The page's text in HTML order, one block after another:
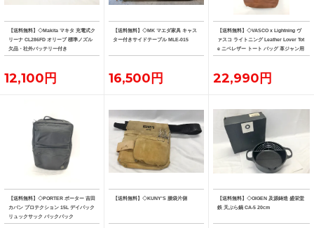
【送料無料】◇Makita マキタ 充電式ク
リーナ CL286FD オリーブ 標準ノズル
欠品・社外バッテリー付き
12,100円
【送料無料】◇MK マエダ家具 キャス
ター付きサイドテーブル MLE-015
16,500円
【送料無料】◇VASCO x Lightning ヴ
ァスコ ライトニング Leather Lover Tot
e ニベレザー トート バッグ 革ジャン用
トート
22,990円
【送料無料】◇PORTER ポーター 吉田
カバン プロテクション 15L デイパック
リュックサック バックパック
【送料無料】◇KUNY'S 腰袋片側
【送料無料】◇OIGEN 及源鋳造 盛栄堂
鉄 天ぷら鍋 CA-5 20cm